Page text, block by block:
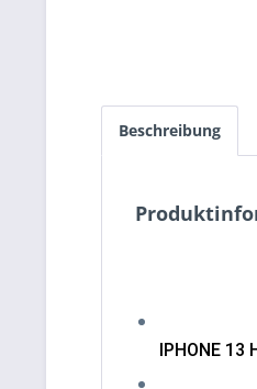
Beschreibung
IPHONE 13